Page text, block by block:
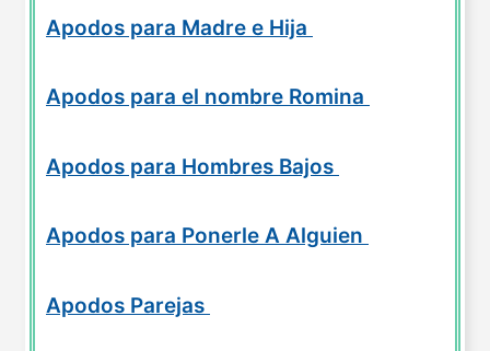
Apodos para Madre e Hija
Apodos para el nombre Romina
Apodos para Hombres Bajos
Apodos para Ponerle A Alguien
Apodos Parejas